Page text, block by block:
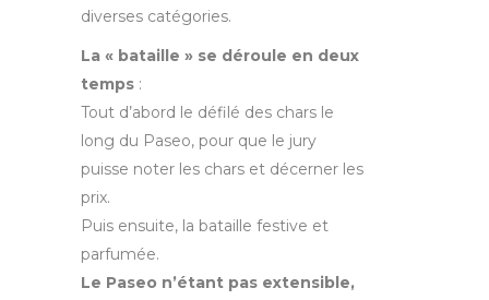
diverses catégories.
La « bataille » se déroule en deux
temps :
Tout d’abord le défilé des chars le
long du Paseo, pour que le jury
puisse noter les chars et décerner les
prix.
Puis ensuite, la bataille festive et
parfumée.
Le Paseo n’étant pas extensible,